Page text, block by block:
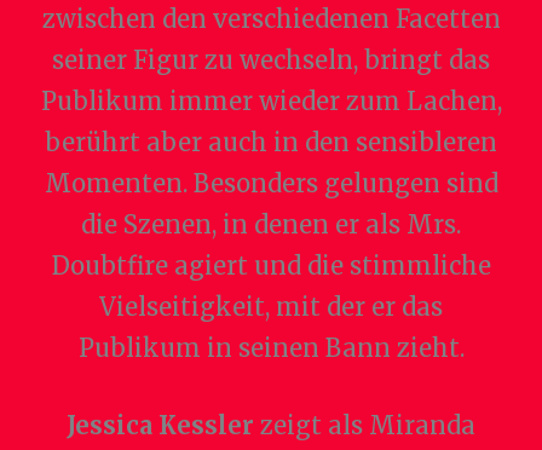
zwischen den verschiedenen Facetten
seiner Figur zu wechseln, bringt das
Publikum immer wieder zum Lachen,
berührt aber auch in den sensibleren
Momenten. Besonders gelungen sind
die Szenen, in denen er als Mrs.
Doubtfire agiert und die stimmliche
Vielseitigkeit, mit der er das
Publikum in seinen Bann zieht.
Jessica Kessler zeigt als Miranda